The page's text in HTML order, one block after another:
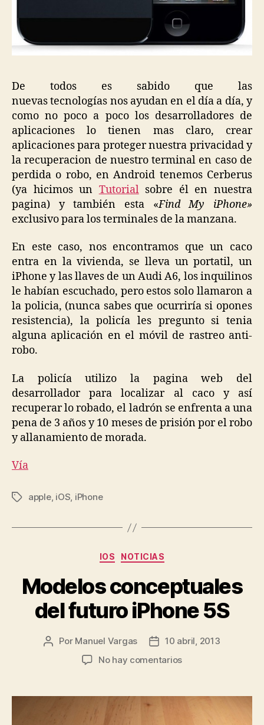
De todos es sabido que las
nuevas tecnologías nos ayudan en el día a día, y
como no poco a poco los desarrolladores de
aplicaciones lo tienen mas claro, crear
aplicaciones para proteger nuestra privacidad y
la recuperacion de nuestro terminal en caso de
perdida o robo, en Android tenemos Cerberus
(ya hicimos un Tutorialsobre él en nuestra
pagina) y también esta «Find My iPhone»
exclusivo para los terminales de la manzana.
En este caso, nos encontramos que un caco
entra en la vivienda, se lleva un portatil, un
iPhone y las llaves de un Audi A6, los inquilinos
le habían escuchado, pero estos solo llamaron a
la policia, (nunca sabes que ocurriría si opones
resistencia), la policía les pregunto si tenia
alguna aplicación en el móvil de rastreo anti-
robo.
La policía utilizo la pagina web del
desarrollador para localizar al caco y así
recuperar lo robado, el ladrón se enfrenta a una
pena de 3 años y 10 meses de prisión por el robo
y allanamiento de morada.
Vía
Etiquetas
apple, iOS, iPhone
Categorías
IOS NOTICIAS
Modelos conceptuales
del futuro iPhone 5S
Autor
Por Manuel Vargas
Fecha10 abril, 2013
No hay comentariosen
del